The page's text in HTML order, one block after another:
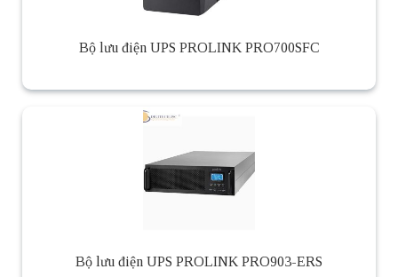
Bộ lưu điện UPS PROLINK PRO700SFC
Bộ lưu điện UPS PROLINK PRO903-ERS